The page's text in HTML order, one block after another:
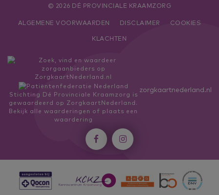
© 2026 DÉ PROVINCIALE KRAAMZORG
ALGEMENE VOORWAARDEN DISCLAIMER
COOKIES
KLACHTEN
Stichting Dé Provinciale Kraamzorg is
gewaardeerd op ZorgkaartNederland.
Bekijk alle waarderingen of plaats een
waardering
zorgkaartnederland.nl
 